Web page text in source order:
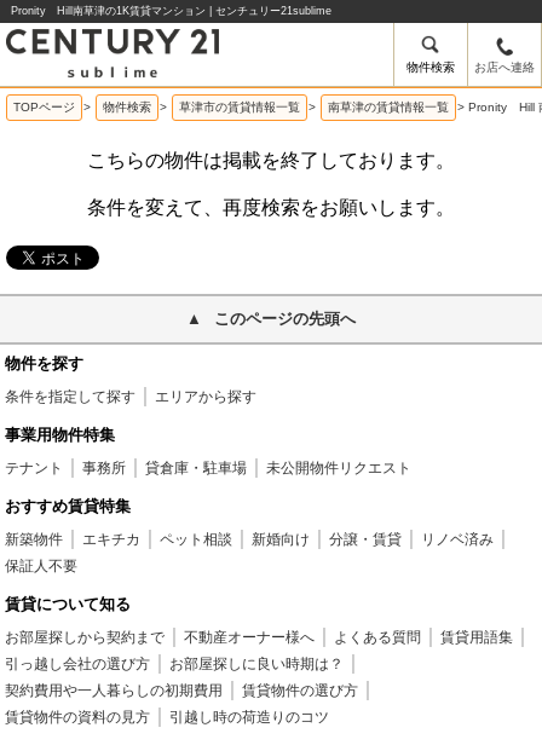
Pronity Hill南草津の1K賃貸マンション | センチュリー21sublime
物件検索 お店へ連絡
TOPページ > 物件検索 > 草津市の賃貸情報一覧 > 南草津の賃貸情報一覧 > Pronity Hill
こちらの物件は掲載を終了しております。
条件を変えて、再度検索をお願いします。
このページの先頭へ
物件を探す
条件を指定して探す エリアから探す
事業用物件特集
テナント 事務所 貸倉庫・駐車場 未公開物件リクエスト
おすすめ賃貸特集
新築物件 エキチカ ペット相談 新婚向け 分譲・賃貸
リノベ済み
保証人不要
賃貸について知る
お部屋探しから契約まで 不動産オーナー様へ よくある質問
賃貸用語集
引っ越し会社の選び方
お部屋探しに良い時期は？
契約費用や一人暮らしの初期費用
賃貸物件の選び方
賃貸物件の資料の見方
引越し時の荷造りのコツ